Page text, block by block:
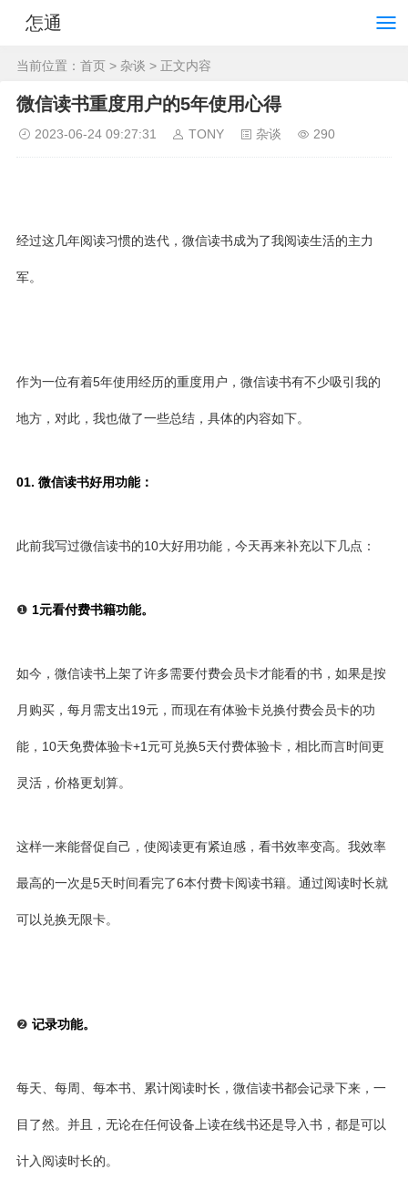
怎通
当前位置： 首页 > 杂谈 > 正文内容
微信读书重度用户的5年使用心得
2023-06-24 09:27:31 TONY 杂谈 290
经过这几年阅读习惯的迭代，微信读书成为了我阅读生活的主力
军。
作为一位有着5年使用经历的重度用户，微信读书有不少吸引我的
地方，对此，我也做了一些总结，具体的内容如下。
01. 微信读书好用功能：
此前我写过微信读书的10大好用功能 ，今天再来补充以下几点：
❶ 1元看付费书籍功能。
如今，微信读书上架了许多需要付费会员卡才能看的书，如果是按
月购买，每月需支出19元，而现在有体验卡兑换付费会员卡的功
能，10天免费体验卡+1元可兑换5天付费体验卡，相比而言时间更
灵活，价格更划算。
这样一来能督促自己，使阅读更有紧迫感，看书效率变高。我效率
最高的一次是5天时间看完了6本付费卡阅读书籍。通过阅读时长就
可以兑换无限卡。
❷ 记录功能。
每天、每周、每本书、累计阅读时长，微信读书都会记录下来，一
目了然。并且，无论在任何设备上读在线书还是导入书，都是可以
计入阅读时长的。